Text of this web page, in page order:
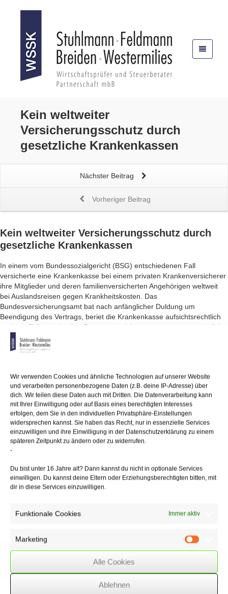
Wir verwenden Cookies und ähnliche Technologien auf unserer Website
und verarbeiten personenbezogene Daten (z.B. deine IP-Adresse) über
dich. Wir teilen diese Daten auch mit Dritten. Die Datenverarbeitung kann
mit Ihrer Einwilligung oder auf Basis eines berechtigten Interesses
erfolgen, dem Sie in den individuellen Privatsphäre-Einstellungen
widersprechen kannst. Sie haben das Recht, nur in essenzielle Services
einzuwilligen und ihre Einwilligung in der Datenschutzerklärung zu einem
späteren Zeitpunkt zu ändern oder zu widerrufen.
-
Du bist unter 16 Jahre alt? Dann kannst du nicht in optionale Services
einwilligen. Du kannst deine Eltern oder Erziehungsberechtigten bitten, mit
dir in diese Services einzuwilligen.
Funktionale Cookies Immer aktiv
Marketing
Alle Cookies
Ablehnen
Kein weltweiter
Versicherungsschutz durch
gesetzliche Krankenkassen
Nächster Beitrag
Vorheriger Beitrag
Kein weltweiter Versicherungsschutz durch
gesetzliche Krankenkassen
In einem vom Bundessozialgericht (BSG) entschiedenen Fall
versicherte eine Krankenkasse bei einem privaten Krankenversicherer
ihre Mitglieder und deren familienversicherten Angehörigen weltweit
bei Auslandsreisen gegen Krankheitskosten. Das
Bundesversicherungsamt bat nach anfänglicher Duldung um
Beendigung des Vertrags, beriet die Krankenkasse aufsichtsrechtlich
und verpflichtete sie, den Gruppenversicherungsvertrag unverzüglich
zu beenden.
nicht durch Gesetz zugelassene Leistungen übernahm. Hierzu hätte
es einer ausdrücklichen gesetzlichen Ermächtigung bedurft, an der es
fehlt. Gesetzlich Krankenversicherte müssen sich bei Bedarf selbst
ergänzend mit weltweitem Schutz bei Auslandsreisen absichern.
01/08/2016
Überden Autor
Kommission empfiehlt schrittweise Anhebung des
Mindestlohns